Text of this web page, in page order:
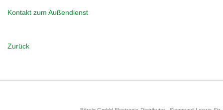
Kontakt zum Außendienst
Zurück